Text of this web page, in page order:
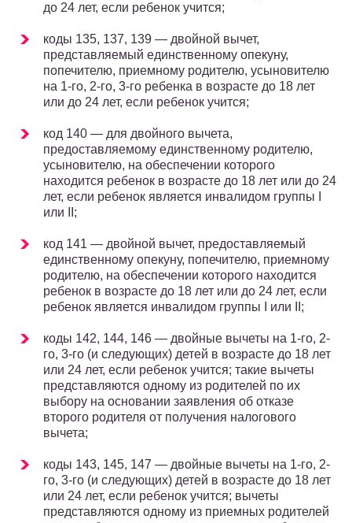
до 24 лет, если ребенок учится;
коды 135, 137, 139 — двойной вычет,
представляемый единственному опекуну,
попечителю, приемному родителю, усыновителю
на 1-го, 2-го, 3-го ребенка в возрасте до 18 лет
или до 24 лет, если ребенок учится;
код 140 — для двойного вычета,
предоставляемому единственному родителю,
усыновителю, на обеспечении которого
находится ребенок в возрасте до 18 лет или до 24
лет, если ребенок является инвалидом группы I
или II;
код 141 — двойной вычет, предоставляемый
единственному опекуну, попечителю, приемному
родителю, на обеспечении которого находится
ребенок в возрасте до 18 лет или до 24 лет, если
ребенок является инвалидом группы I или II;
коды 142, 144, 146 — двойные вычеты на 1-го, 2-
го, 3-го (и следующих) детей в возрасте до 18 лет
или 24 лет, если ребенок учится; такие вычеты
представляются одному из родителей по их
выбору на основании заявления об отказе
второго родителя от получения налогового
вычета;
коды 143, 145, 147 — двойные вычеты на 1-го, 2-
го, 3-го (и следующих) детей в возрасте до 18 лет
или 24 лет, если ребенок учится; вычеты
представляются одному из приемных родителей